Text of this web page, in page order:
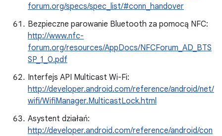
forum.org/specs/spec_list/#conn_handover
Bezpieczne parowanie Bluetooth za pomocą NFC:
http://www.nfc-
forum.org/resources/AppDocs/NFCForum_AD_BTS
SP_1_0.pdf
Interfejs API Multicast Wi-Fi:
http://developer.android.com/reference/android/net/
wifi/WifiManager.MulticastLock.html
Asystent działań:
http://developer.android.com/reference/android/con